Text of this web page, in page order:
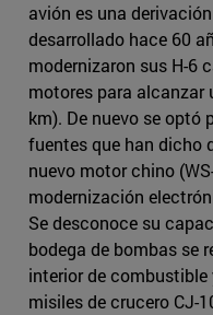
avión es una
desarrollado hace 60
modernizaron sus H-6
motores para alcanzar
km). De nuevo se optó
fuentes que han dicho
nuevo motor chino
modernización
Se desconoce su
bodega de bombas se
interior de
misiles de crucero CJ-